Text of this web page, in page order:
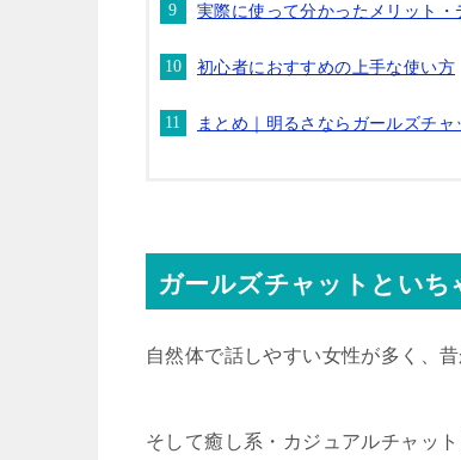
実際に使って分かったメリット・
初心者におすすめの上手な使い方
まとめ｜明るさならガールズチ
ガールズチャットといち
自然体で話しやすい女性が多く、
そして癒し系・カジュアルチャッ